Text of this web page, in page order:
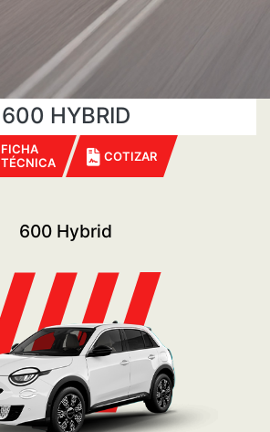
600 HYBRID
FICHA
TÉCNICA
COTIZAR
600 Hybrid